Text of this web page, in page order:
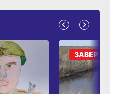
ЗАВЕРШЁН